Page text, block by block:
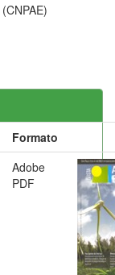
Formato
Adobe
PDF